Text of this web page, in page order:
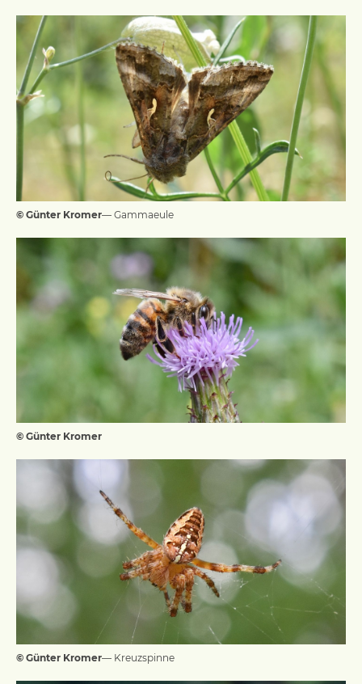
© Günter Kromer— Gammaeule
© Günter Kromer
© Günter Kromer— Kreuzspinne